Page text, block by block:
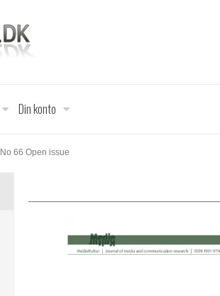
Din konto
No 66 Open issue